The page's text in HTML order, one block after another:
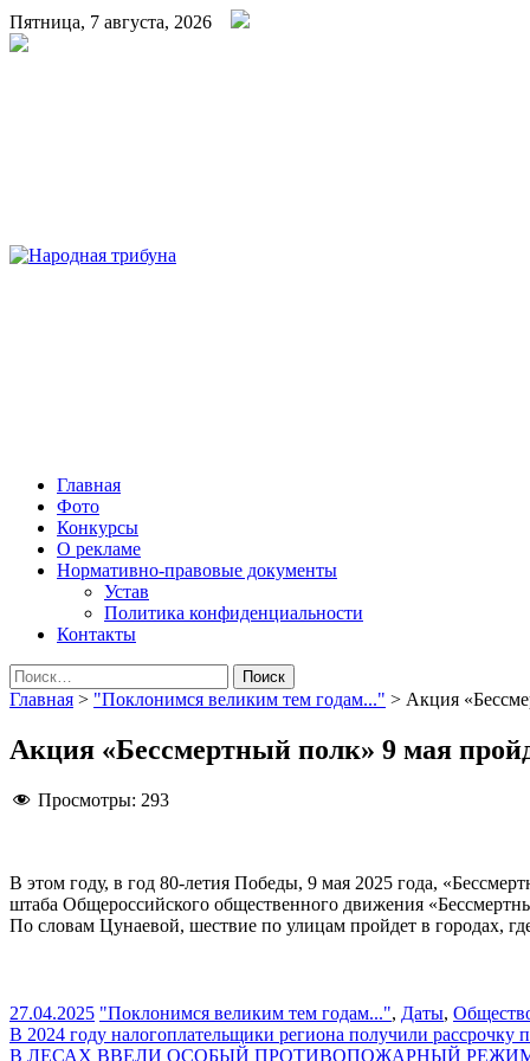
Пятница, 7 августа, 2026
Народная трибуна
Калининская районная газета
Главная
Фото
Конкурсы
О рекламе
Нормативно-правовые документы
Устав
Политика конфиденциальности
Контакты
Найти:
Главная > "Поклонимся великим тем годам..." > Акция
Акция «Бессмертный полк» 9 мая
Просмотры: 293
В этом году, в год 80-летия Победы, 9 мая 2025 года,
штаба Общероссийского общественного движения
По словам Цунаевой, шествие по улицам пройдет в городах,
27.04.2025 "Поклонимся великим тем годам...", Даты,
Навигация
В 2024 году налогоплательщики региона получили рассрочку
В ЛЕСАХ ВВЕЛИ ОСОБЫЙ ПРОТИВОПОЖАРНЫЙ